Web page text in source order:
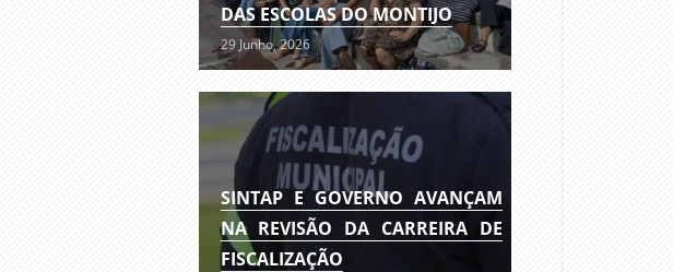
DAS ESCOLAS DO MONTIJO
29 Junho, 2026
SINTAP E GOVERNO AVANÇAM
NA REVISÃO DA CARREIRA DE
FISCALIZAÇÃO